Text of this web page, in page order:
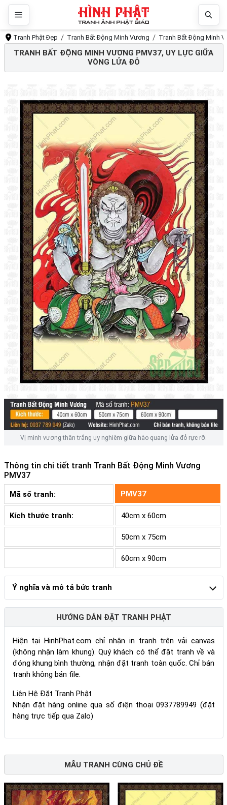
Tranh Phật Đẹp Tranh Bất Động Minh Vương Tranh Bất Động Minh
TRANH BẤT ĐỘNG MINH VƯƠNG PMV37, UY LỰC GIỮA
VÒNG LỬA ĐỎ
Vị minh vương thân trắng uy nghiêm giữa hào quang lửa đỏ rực rỡ.
Thông tin chi tiết tranh Tranh Bất Động Minh Vương
PMV37
Mã số tranh: PMV37
Kích thước tranh: 40cm x 60cm
50cm x 75cm
60cm x 90cm
Ý nghĩa và mô tả bức tranh
HƯỚNG DẪN ĐẶT TRANH PHẬT
Hiện tại HinhPhat.com chỉ nhận in tranh trên vải canvas
(không nhận làm khung). Quý khách có thể đặt tranh về và
đóng khung bình thường, nhận đặt tranh toàn quốc. Chỉ bán
tranh không bán file.
Liên Hệ Đặt Tranh Phật
Nhận đặt hàng online qua số điện thoại 0937789949 (đặt
hàng trực tiếp qua Zalo)
MẪU TRANH CÙNG CHỦ ĐỀ